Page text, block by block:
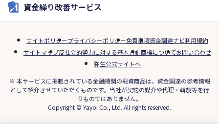
資金繰り改善サービス
サイトポリシープライバシーポリシー免責事項資金調達ナビ利用規約
サイトマップ反社会的勢力に対する基本方針商標についてお問い合わせ
弥生公式サイトへ
※ 本サービスに掲載されている金融機関の融資商品は、資金調達の参考情報
として紹介させていただくものです。当社が契約の媒介や代理・斡旋等を行
うものではありません。
Copyright © Yayoi Co., Ltd. All rights reserved.